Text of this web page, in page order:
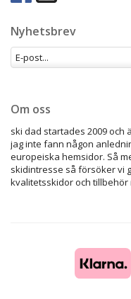
Nyhetsbrev
Om oss
ski dad startades 2009 och
jag inte fann någon
europeiska hemsidor. Så
skidintresse så försöker vi
kvalitetsskidor och tillbehör